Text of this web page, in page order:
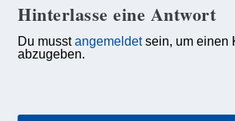
Hinterlasse eine Antwort
Du musstangemeldetsein, um einen
abzugeben.